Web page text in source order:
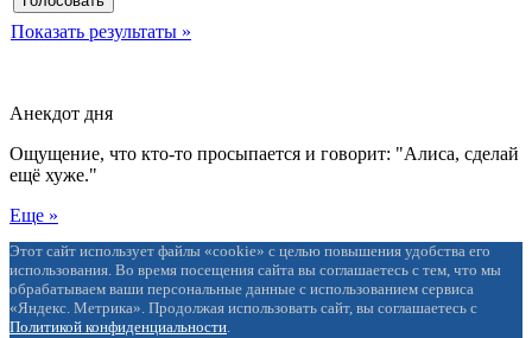
Показать результаты »
Анекдот дня
Ощущение, что кто-то просыпается и говорит: "Алиса, сделай
ещё хуже."
Еще »
Этот сайт использует файлы «cookie» с целью повышения удобства его
использования. Во время посещения сайта вы соглашаетесь с тем, что мы
обрабатываем ваши персональные данные с использованием сервиса
«Яндекс. Метрика». Продолжая использовать сайт, вы соглашаетесь с
Политикой конфиденциальности.